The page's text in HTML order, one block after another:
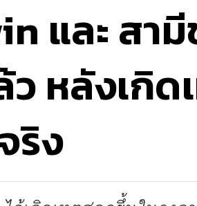
และ สา
หลังเกิด
ริง